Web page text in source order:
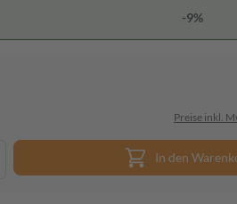
-9%
Preise inkl.
In den